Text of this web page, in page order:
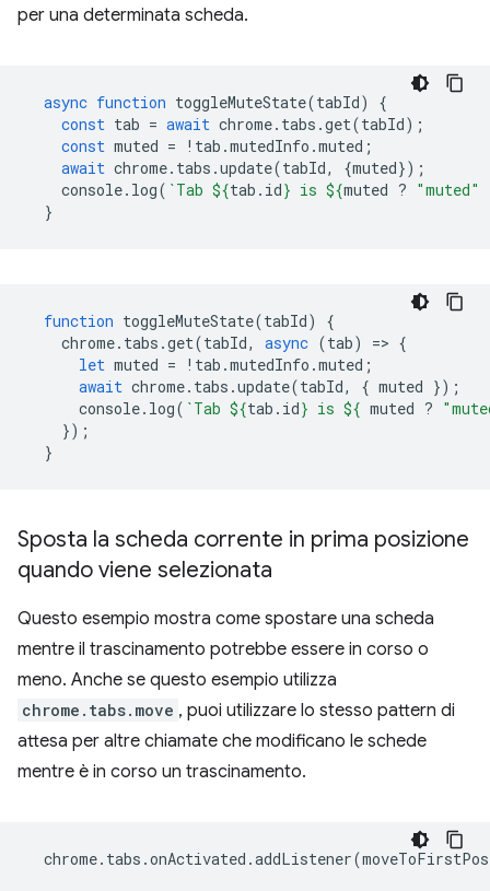
per una determinata scheda.
async function toggleMuteState(tabId)
{
const tab = await chrome. tabs .get(tabId);
const muted = ! tab .mutedInfo .muted ;
await chrome. tabs .update(tabId, {muted});
console. log( `Tab ${tab . id} is ${muted ? "muted"
}
function toggleMuteState(tabId)
{
chrome. tabs .get(tabId, async (tab) => {
let muted = ! tab .mutedInfo .muted ;
await chrome. tabs .update(tabId, { muted });
console. log( `Tab ${tab . id} is ${ muted ?
});
}
Sposta la scheda corrente in prima posizione
quando viene selezionata
Questo esempio mostra come spostare una scheda
mentre il trascinamento potrebbe essere in corso o
meno. Anche se questo esempio utilizza
chrome.tabs.move , puoi utilizzare lo stesso pattern di
attesa per altre chiamate che modificano le schede
mentre è in corso un trascinamento.
chrome. tabs .onActivated .addListener(